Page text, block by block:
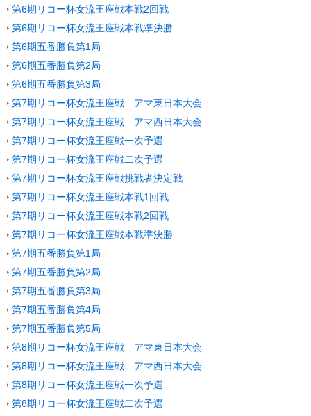
第6期リコー杯女流王座戦本戦2回戦
第6期リコー杯女流王座戦本戦準決勝
第6期五番勝負第1局
第6期五番勝負第2局
第6期五番勝負第3局
第7期リコー杯女流王座戦 アマ東日本大会
第7期リコー杯女流王座戦 アマ西日本大会
第7期リコー杯女流王座戦一次予選
第7期リコー杯女流王座戦二次予選
第7期リコー杯女流王座戦挑戦者決定戦
第7期リコー杯女流王座戦本戦1回戦
第7期リコー杯女流王座戦本戦2回戦
第7期リコー杯女流王座戦本戦準決勝
第7期五番勝負第1局
第7期五番勝負第2局
第7期五番勝負第3局
第7期五番勝負第4局
第7期五番勝負第5局
第8期リコー杯女流王座戦 アマ東日本大会
第8期リコー杯女流王座戦 アマ西日本大会
第8期リコー杯女流王座戦一次予選
第8期リコー杯女流王座戦二次予選